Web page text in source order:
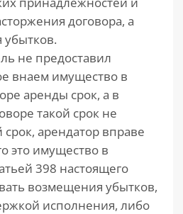
договора, а
не предоставил
внаем имущество в
аренды срок, а в
такой срок не
арендатор вправе
это имущество в
398 настоящего
возмещения убытков,
исполнения, либо